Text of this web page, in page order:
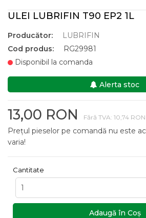
ULEI LUBRIFIN T90 EP2 1L
Producător:
LUBRIFIN
Cod produs:
RG29981
Disponibil la comanda
Alerta stoc
13,00 RON Fără TVA: 10,74 RON
Prețul pieselor pe comandă nu este
varia!
Cantitate
Adaugă în Coş